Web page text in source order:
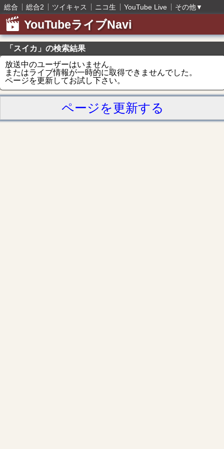
総合 総合2 ツイキャス ニコ生 YouTube Live その他▼
YouTubeライブNavi
「スイカ」の検索結果
放送中のユーザーはいません。
またはライブ情報が一時的に取得できませんでした。
ページを更新してお試し下さい。
ページを更新する